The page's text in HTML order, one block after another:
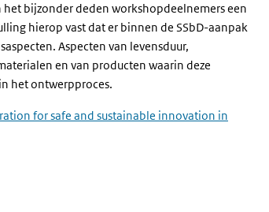
het bijzonder deden workshopdeelnemers een
hierop vast dat er binnen de SSbD-aanpak
Aspecten van levensduur,
en van producten waarin deze
het ontwerpproces.
for safe and sustainable innovation in